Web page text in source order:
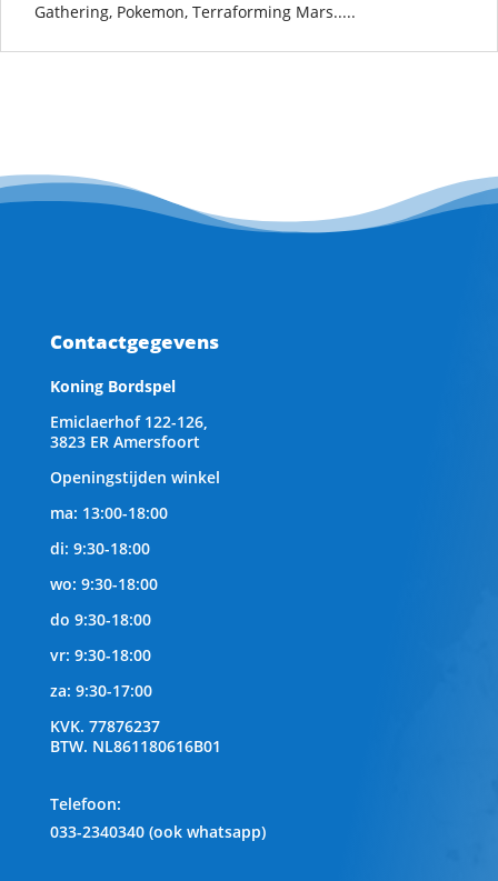
Gathering, Pokemon, Terraforming Mars.....
Contactgegevens
Koning Bordspel
Emiclaerhof 122-126,
3823 ER Amersfoort
Openingstijden winkel
ma: 13:00-18:00
di: 9:30-18:00
wo: 9:30-18:00
do 9:30-18:00
vr: 9:30-18:00
za: 9:30-17:00
KVK. 77876237
BTW. NL861180616B01
Telefoon:
033-2340340 (ook whatsapp)